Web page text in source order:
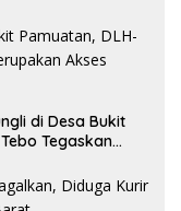
di Desa Bukit
Tegaskan